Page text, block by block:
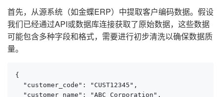
首先，从源系统（如金蝶ERP）中提取客户编码数据。假设
我们已经通过API或数据库连接获取了原始数据，这些数据
可能包含多种字段和格式，需要进行初步清洗以确保数据质
量。
{
  "customer_code": "CUST12345",
  "customer_name": "ABC Corporation",